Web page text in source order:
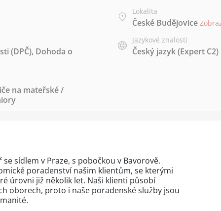
Lokalita
České Budějovice
(DPČ), Dohoda o
Jazykové znalosti
Český jazyk(Expert C2)
na mateřské /
sídlem v Praze, s pobočkou v Bavorově.
poradenství našim klientům, se kterými
úrovni již několik let. Naši klienti působí
oborech, proto i naše poradenské služby jsou